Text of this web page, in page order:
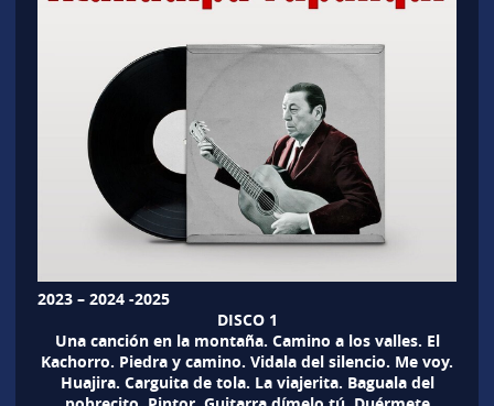
2023 – 2024 -2025
DISCO 1
Una canción en la montaña. Camino a los valles. El
Kachorro. Piedra y camino. Vidala del silencio. Me voy.
Huajira. Carguita de tola. La viajerita. Baguala del